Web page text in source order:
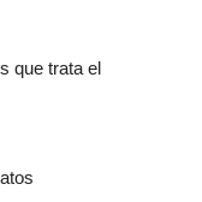
que trata el